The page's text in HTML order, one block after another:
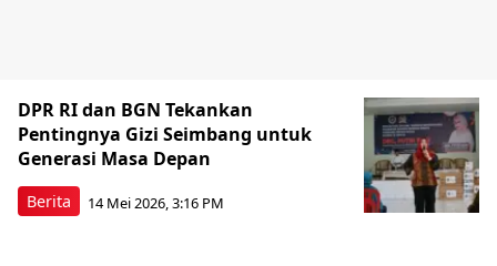
Berita
DPR RI dan BGN Tekankan
Pentingnya Gizi Seimbang untuk
Generasi Masa Depan
14 Mei 2026, 3:16 PM